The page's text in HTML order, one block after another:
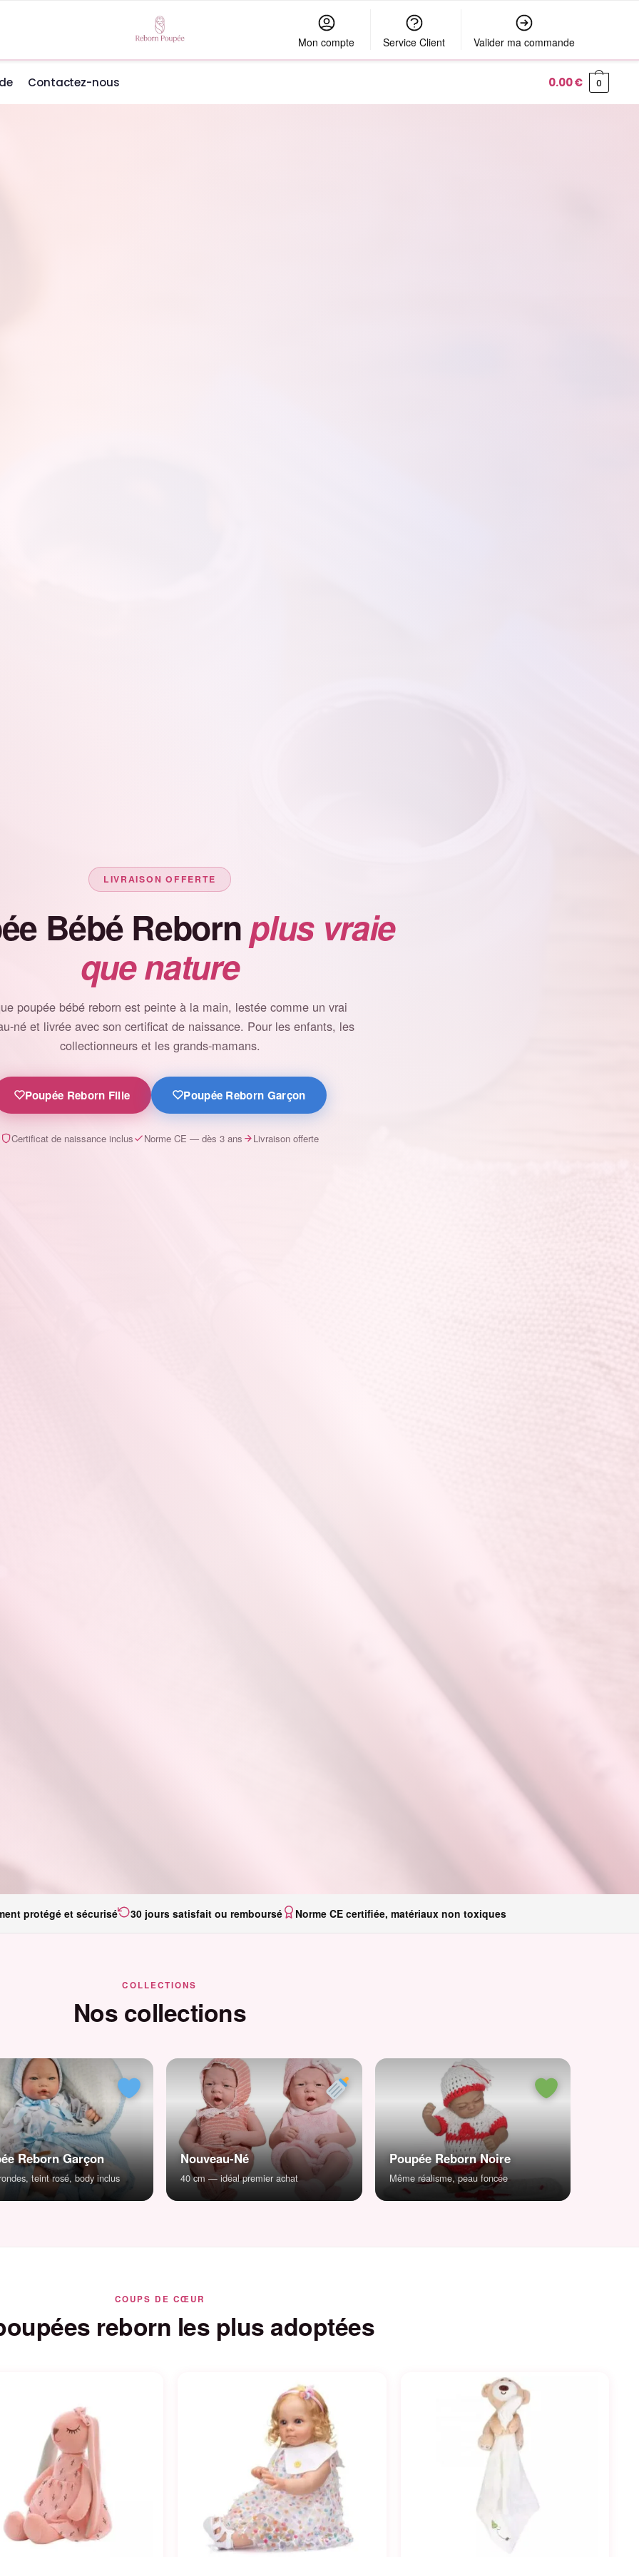
Mon compte Service Client Valider ma commande
Contactez-nous 0.00€ 0
LIVRAISON OFFERTE
Bébé Rebornplus vraie
que nature
poupée bébé reborn est peinte à la main, lestée comme un vrai
né et livrée avec son certificat de naissance. Pour les enfants, les
collectionneurs et les grands-mamans.
Poupée Reborn Fille Poupée Reborn Garçon
Certificat de naissance inclus Norme CE — dès 3 ans Livraison offerte
protégé et sécurisé 30 jours satisfait ou remboursé Norme CE certifiée, matériaux non toxiques
COLLECTIONS
Nos collections
Reborn Garçon
teint rosé, body inclus
Nouveau-Né
40 cm — idéal premier achat
Poupée Reborn Noire
Même réalisme, peau foncée
COUPS DE CŒUR
reborn les plus adoptées